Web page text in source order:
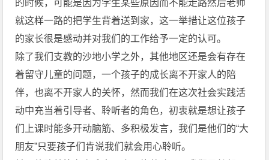
的时候，可能是因为学生某些原因而不能走路然后老师
就这样一路的把学生背着送到家，这一举措让这位孩子
的家长很是感动并对我们的工作给予一定的认可。
除了我们支教的沙地小学之外，其他地区还是会有存在
着留守儿童的问题，一个孩子的成长离不开家人的陪
伴，也离不开家人的关怀，然而我们在这次社会实践活
动中充当着引导者、聆听者的角色，初衷就是想让孩子
们上课时能多开动脑筋、多积极发言，我们是他们的“大
朋友”只要孩子们肯说我们就会用心聆听。